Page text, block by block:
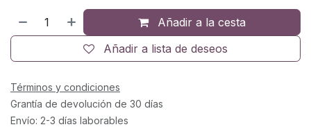
Añadir a la cesta
Añadir a lista de deseos
Términos y condiciones
Grantía de devolución de 30 días
Envío: 2-3 días laborables